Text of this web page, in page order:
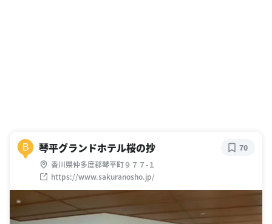
B 琴平グランドホテル桜の抄
香川県仲多度郡琴平町９７７-１
https://www.sakuranosho.jp/
70